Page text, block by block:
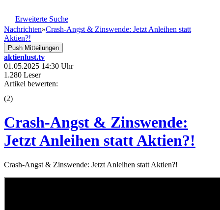
Erweiterte Suche
Nachrichten»Crash-Angst & Zinswende: Jetzt Anleihen statt
Aktien?!
Push Mitteilungen
aktienlust.tv
01.05.2025 14:30 Uhr
1.280 Leser
Artikel bewerten:
(2)
Crash-Angst & Zinswende:
Jetzt Anleihen statt Aktien?!
Crash-Angst & Zinswende: Jetzt Anleihen statt Aktien?!